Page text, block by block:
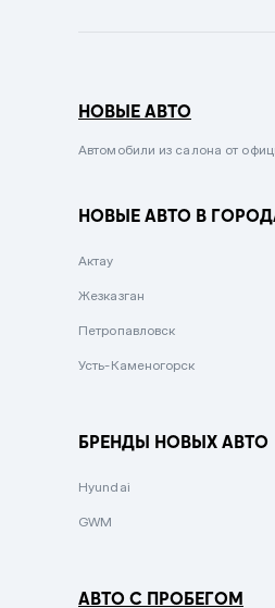
Сиреневый металлик
Вишневый
Зеленый металлик
НОВЫЕ АВТО
Автомобили из салона от
НОВЫЕ АВТО В
Актау
Жезказган
Петропавловск
Усть-Каменогорск
БРЕНДЫ НОВЫХ АВТО
Hyundai
GWM
АВТО С ПРОБЕГОМ